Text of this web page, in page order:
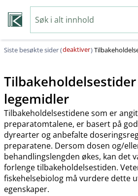
Siste besøkte sider (deaktiver)
legemidler
Tilbakeholdelsestidene som er
preparatomtalene, er basert på
dyrearter og anbefalte
preparatene. Dersom dosen og​/​
behandlingslengden økes, kan det
forlenge tilbakeholdelsestiden.
fiskehelsebiolog må vurdere dette
egenskaper.